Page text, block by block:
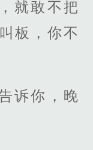
就敢不把
板，你不
诉你，晚